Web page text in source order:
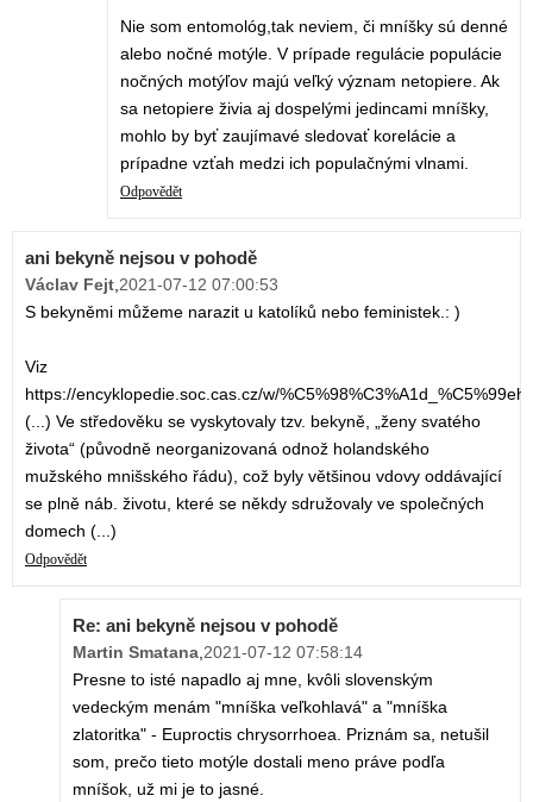
Nie som entomológ,tak neviem, či mníšky sú denné
alebo nočné motýle. V prípade regulácie populácie
nočných motýľov majú veľký význam netopiere. Ak
sa netopiere živia aj dospelými jedincami mníšky,
mohlo by byť zaujímavé sledovať korelácie a
prípadne vzťah medzi ich populačnými vlnami.
Odpovědět
ani bekyně nejsou v pohodě
Václav Fejt,2021-07-12 07:00:53
S bekyněmi můžeme narazit u katolíků nebo feministek.: )
Viz
https://encyklopedie.soc.cas.cz/w/
(...) Ve středověku se vyskytovaly tzv. bekyně, „ženy svatého
života“ (původně neorganizovaná odnož holandského
mužského mnišského řádu), což byly většinou vdovy oddávající
se plně náb. životu, které se někdy sdružovaly ve společných
domech (...)
Odpovědět
Re: ani bekyně nejsou v pohodě
Martin Smatana,2021-07-12 07:58:14
Presne to isté napadlo aj mne, kvôli slovenským
vedeckým menám "mníška veľkohlavá" a "mníška
zlatoritka" - Euproctis chrysorrhoea. Priznám sa, netušil
som, prečo tieto motýle dostali meno práve podľa
mníšok, už mi je to jasné.